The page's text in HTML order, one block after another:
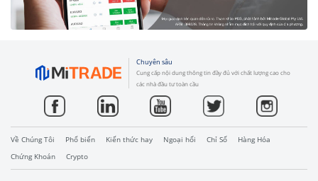
Chuyên sâu
Cung cấp nội dung thông tin đầy đủ với chất lượng cao cho
các nhà đầu tư toàn cầu
Về Chúng Tôi Phổ biến Kiến thức hay Ngoại hối Chỉ Số
Hàng Hóa
Chứng Khoán
Crypto